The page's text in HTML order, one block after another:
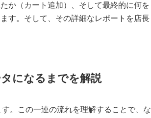
か（カート追加）、そして最終的に何を
す。そして、その詳細なレポートを店長
になるまでを解説
。この一連の流れを理解することで、な